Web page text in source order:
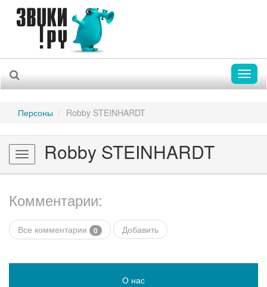
Персоны Robby STEINHARDT
Toggle
navigation
Robby STEINHARDT
Комментарии:
Все комментарии 0 Добавить
О нас